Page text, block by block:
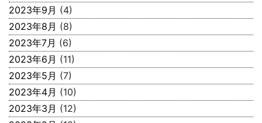
2023年9月 (4)
2023年8月 (8)
2023年7月 (6)
2023年6月 (11)
2023年5月 (7)
2023年4月 (10)
2023年3月 (12)